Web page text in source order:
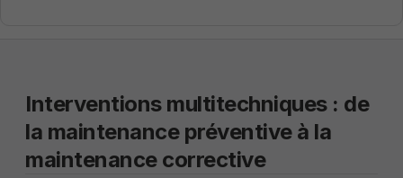
Interventions multitechniques : de
la maintenance préventive à la
maintenance corrective